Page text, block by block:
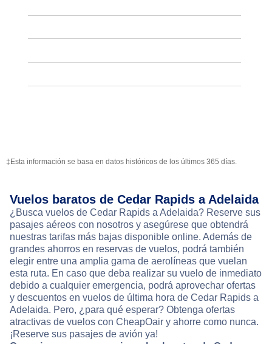
‡Esta información se basa en datos históricos de los últimos 365 días.
Vuelos baratos de Cedar Rapids a Adelaida
¿Busca vuelos de Cedar Rapids a Adelaida? Reserve sus
pasajes aéreos con nosotros y asegúrese que obtendrá
nuestras tarifas más bajas disponible online. Además de
grandes ahorros en reservas de vuelos, podrá también
elegir entre una amplia gama de aerolíneas que vuelan
esta ruta. En caso que deba realizar su vuelo de inmediato
debido a cualquier emergencia, podrá aprovechar ofertas
y descuentos en vuelos de última hora de Cedar Rapids a
Adelaida. Pero, ¿para qué esperar? Obtenga ofertas
atractivas de vuelos con CheapOair y ahorre como nunca.
¡Reserve sus pasajes de avión ya!